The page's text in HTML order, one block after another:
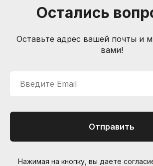
Остались
Оставьте адрес вашей почты и
вами!
Введите Email
Отправить
Нажимая на кнопку, вы даете
Информация
Пользовательское соглашение
Компания